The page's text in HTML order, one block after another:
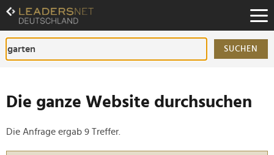
Zum
Inhalt
Zur
Fußzeilen-
Navigation
SUCHEN
Die ganze Website durchsuchen
Die Anfrage ergab 9 Treffer.